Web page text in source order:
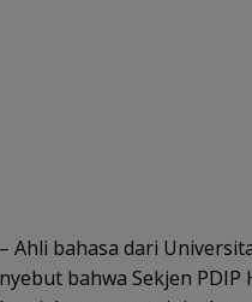
– Ahli bahasa dari
bahwa Sekjen PDIP